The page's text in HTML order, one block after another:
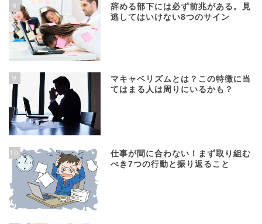
8
辞める部下には必ず前兆がある。見
逃してはいけない8つのサイン
9
マキャベリズムとは？この特徴に当
てはまる人は周りにいるかも？
10
仕事が間に合わない！まず取り組む
べき7つの行動と振り返ること